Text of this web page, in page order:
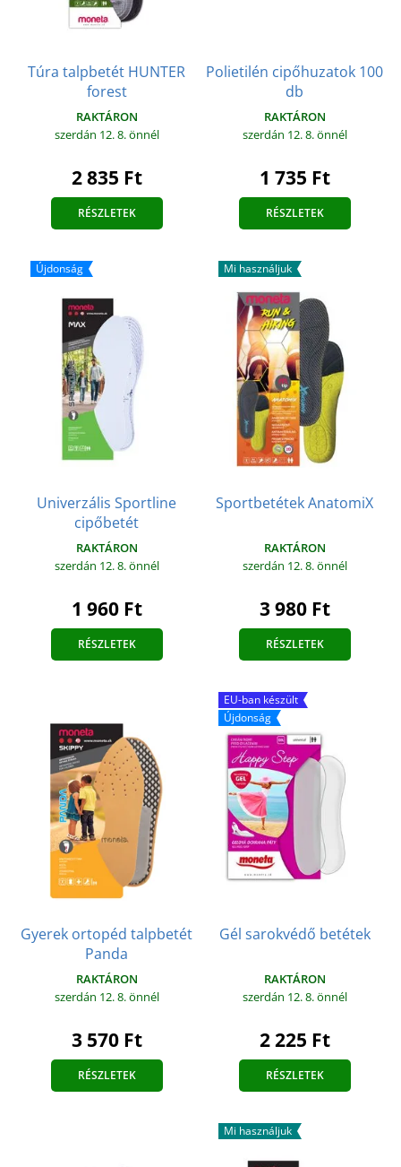
Túra talpbetét HUNTER
forest
RAKTÁRON
szerdán 12. 8.önnél
2 835 Ft
RÉSZLETEK
Polietilén cipőhuzatok 100
db
RAKTÁRON
szerdán 12. 8.önnél
1 735 Ft
RÉSZLETEK
Újdonság
Univerzális Sportline
cipőbetét
RAKTÁRON
szerdán 12. 8.önnél
1 960 Ft
RÉSZLETEK
Mi használjuk
Sportbetétek AnatomiX
RAKTÁRON
szerdán 12. 8.önnél
3 980 Ft
RÉSZLETEK
Gyerek ortopéd talpbetét
Panda
RAKTÁRON
szerdán 12. 8.önnél
3 570 Ft
RÉSZLETEK
EU-ban készült
Újdonság
Gél sarokvédő betétek
RAKTÁRON
szerdán 12. 8.önnél
2 225 Ft
RÉSZLETEK
Mi használjuk